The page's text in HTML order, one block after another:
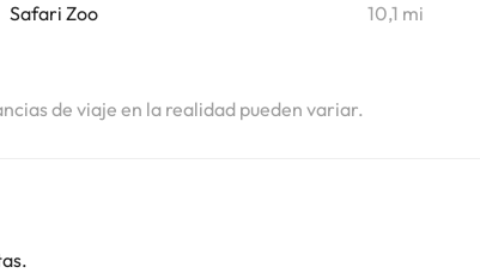
Safari Zoo 10,1 mi
de viaje en la realidad pueden variar.